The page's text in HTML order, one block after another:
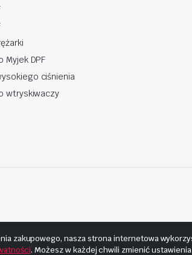
Myjek DPF
ciśnienia
wtryskiwaczy
zakupowego, nasza strona internetowa
. Możesz w każdej chwili zmienić